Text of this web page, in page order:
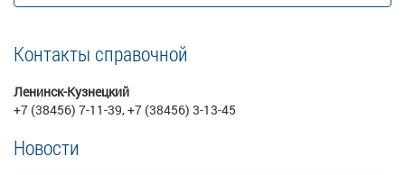
Контакты справочной
Ленинск-Кузнецкий
+7 (38456) 7-11-39, +7 (38456) 3-13-45
Новости